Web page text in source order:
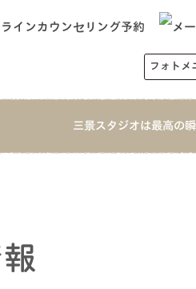
フォトメ
三景スタジオは最高の